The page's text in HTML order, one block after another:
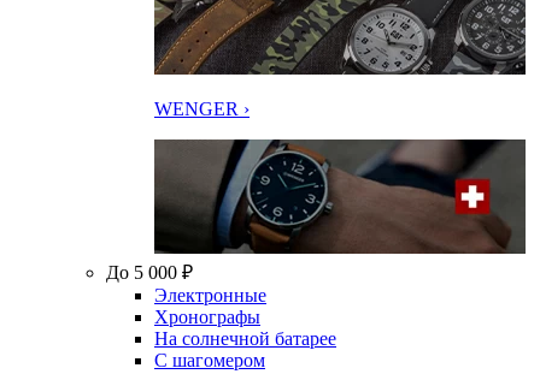
WENGER ›
До 5 000 ₽
Электронные
Хронографы
На солнечной батарее
С шагомером